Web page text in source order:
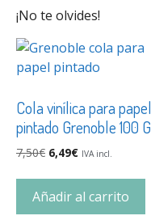
¡No te olvides!
Cola vinílica para papel
pintado Grenoble 100 G
7,50€ 6,49€ IVA incl.
Añadir al carrito